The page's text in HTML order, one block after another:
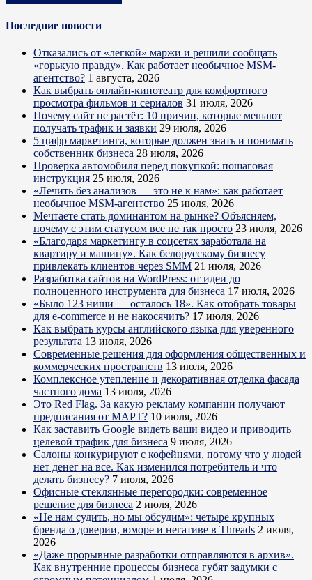
Последние новости
Отказались от «легкой» маржи и решили сообщать
«горькую правду». Как работает необычное MSM-
агентство? 1 августа, 2026
Как выбрать онлайн-кинотеатр для комфортного
просмотра фильмов и сериалов 31 июля, 2026
Почему сайт не растёт: 10 причин, которые мешают
получать трафик и заявки 29 июля, 2026
5 цифр маркетинга, которые должен знать и понимать
собственник бизнеса 28 июля, 2026
Проверка автомобиля перед покупкой: пошаговая
инструкция 25 июля, 2026
«Лечить без анализов — это не к нам»: как работает
необычное MSM-агентство 25 июля, 2026
Мечтаете стать доминантом на рынке? Объясняем,
почему с этим статусом все не так просто 23 июля, 2026
«Благодаря маркетингу в соцсетях заработала на
квартиру и машину». Как белорусскому бизнесу
привлекать клиентов через SMM 21 июля, 2026
Разработка сайтов на WordPress: от идеи до
полноценного инструмента для бизнеса 17 июля, 2026
«Было 123 ниши — осталось 18». Как отобрать товары
для e-commerce и не накосячить? 17 июля, 2026
Как выбрать курсы английского языка для уверенного
результата 13 июля, 2026
Современные решения для оформления общественных и
коммерческих пространств 13 июля, 2026
Комплексное утепление и декоративная отделка фасада
частного дома 13 июля, 2026
Это Red Flag. За какую рекламу компании получают
предписания от МАРТ? 10 июля, 2026
Как заставить Google видеть ваши видео и приводить
целевой трафик для бизнеса 9 июля, 2026
Салоны конкурируют с кофейнями, потому что у людей
нет денег на все. Как изменился потребитель и что
делать бизнесу? 7 июля, 2026
Офисные стеклянные перегородки: современное
решение для бизнеса 2 июля, 2026
«Не нам судить, но мы обсудим»: четыре крупных
бренда о доверии, юморе и негативе в Threads 2 июля,
2026
«Даже прорывные разработки отправляются в архив».
Как внутренние процессы бизнеса губят задумки с